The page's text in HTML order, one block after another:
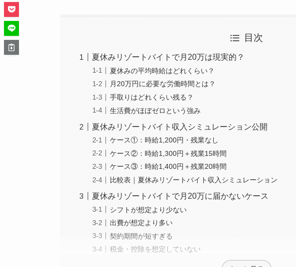
目次
夏休みリゾートバイトで月20万は現実的？
夏休みの平均時給はどれくらい？
月20万円に必要な労働時間とは？
手取りはどれくらい残る？
生活費がほぼゼロという強み
夏休みリゾートバイト収入シミュレーション公開
ケース①：時給1,200円・残業なし
ケース②：時給1,300円＋残業15時間
ケース③：時給1,400円＋残業20時間
比較表｜夏休みリゾートバイト収入シミュレーション
夏休みリゾートバイトで月20万に届かないケース
シフトが想定より少ない
出費が想定より多い
契約期間が短すぎる
税金・控除を想定していない